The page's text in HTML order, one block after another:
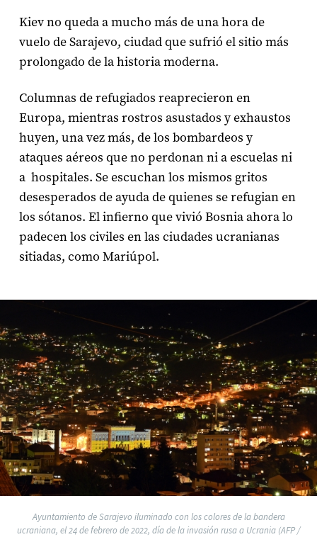
Kiev no queda a mucho más de una hora de
vuelo de Sarajevo, ciudad que sufrió el sitio más
prolongado de la historia moderna.
Columnas de refugiados reaprecieron en
Europa, mientras rostros asustados y exhaustos
huyen, una vez más, de los bombardeos y
ataques aéreos que no perdonan ni a escuelas ni
a hospitales. Se escuchan los mismos gritos
desesperados de ayuda de quienes se refugian en
los sótanos. El infierno que vivió Bosnia ahora lo
padecen los civiles en las ciudades ucranianas
sitiadas, como Mariúpol.
Ayuntamiento de Sarajevo iluminado con los colores de la bandera
ucraniana, el 24 de febrero de 2022, día de la invasión rusa a Ucrania (AFP /